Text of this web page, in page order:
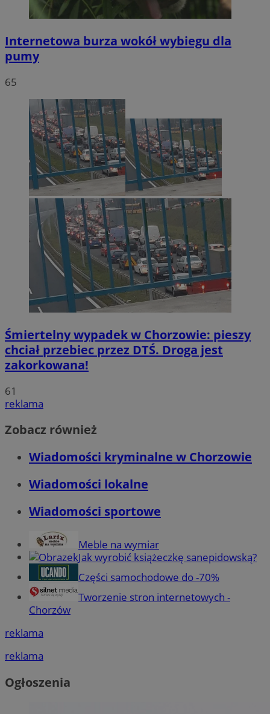
Internetowa burza wokół wybiegu dla
pumy
65
Śmiertelny wypadek w Chorzowie: pieszy
chciał przebiec przez DTŚ. Droga jest
zakorkowana!
61
reklama
Zobacz również
Wiadomości kryminalne w Chorzowie
Wiadomości lokalne
Wiadomości sportowe
Meble na wymiar
Jak wyrobić książeczkę sanepidowską?
Części samochodowe do -70%
Tworzenie stron internetowych -
Chorzów
reklama
reklama
Ogłoszenia